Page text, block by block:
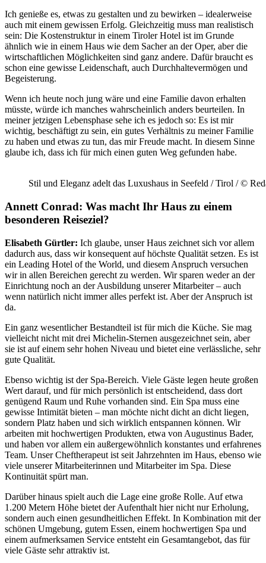
Ich genieße es, etwas zu gestalten und zu bewirken – idealerweise
auch mit einem gewissen Erfolg. Gleichzeitig muss man realistisch
sein: Die Kostenstruktur in einem Tiroler Hotel ist im Grunde
ähnlich wie in einem Haus wie dem Sacher an der Oper, aber die
wirtschaftlichen Möglichkeiten sind ganz andere. Dafür braucht es
schon eine gewisse Leidenschaft, auch Durchhaltevermögen und
Begeisterung.
Wenn ich heute noch jung wäre und eine Familie davon erhalten
müsste, würde ich manches wahrscheinlich anders beurteilen. In
meiner jetzigen Lebensphase sehe ich es jedoch so: Es ist mir
wichtig, beschäftigt zu sein, ein gutes Verhältnis zu meiner Familie
zu haben und etwas zu tun, das mir Freude macht. In diesem Sinne
glaube ich, dass ich für mich einen guten Weg gefunden habe.
Stil und Eleganz adelt das Luxushaus in Seefeld / Tirol / ©
Annett Conrad: Was macht Ihr Haus zu einem
besonderen Reiseziel?
Elisabeth Gürtler: Ich glaube, unser Haus zeichnet sich vor allem
dadurch aus, dass wir konsequent auf höchste Qualität setzen. Es ist
ein Leading Hotel of the World, und diesem Anspruch versuchen
wir in allen Bereichen gerecht zu werden. Wir sparen weder an der
Einrichtung noch an der Ausbildung unserer Mitarbeiter – auch
wenn natürlich nicht immer alles perfekt ist. Aber der Anspruch ist
da.
Ein ganz wesentlicher Bestandteil ist für mich die Küche. Sie mag
vielleicht nicht mit drei Michelin-Sternen ausgezeichnet sein, aber
sie ist auf einem sehr hohen Niveau und bietet eine verlässliche, sehr
gute Qualität.
Ebenso wichtig ist der Spa-Bereich. Viele Gäste legen heute großen
Wert darauf, und für mich persönlich ist entscheidend, dass dort
genügend Raum und Ruhe vorhanden sind. Ein Spa muss eine
gewisse Intimität bieten – man möchte nicht dicht an dicht liegen,
sondern Platz haben und sich wirklich entspannen können. Wir
arbeiten mit hochwertigen Produkten, etwa von Augustinus Bader,
und haben vor allem ein außergewöhnlich konstantes und erfahrenes
Team. Unser Cheftherapeut ist seit Jahrzehnten im Haus, ebenso wie
viele unserer Mitarbeiterinnen und Mitarbeiter im Spa. Diese
Kontinuität spürt man.
Darüber hinaus spielt auch die Lage eine große Rolle. Auf etwa
1.200 Metern Höhe bietet der Aufenthalt hier nicht nur Erholung,
sondern auch einen gesundheitlichen Effekt. In Kombination mit der
schönen Umgebung, gutem Essen, einem hochwertigen Spa und
einem aufmerksamen Service entsteht ein Gesamtangebot, das für
viele Gäste sehr attraktiv ist.